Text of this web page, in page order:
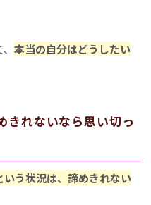
本当の自分はどうしたい
きれないなら思い切っ
いう状況は、諦めきれない